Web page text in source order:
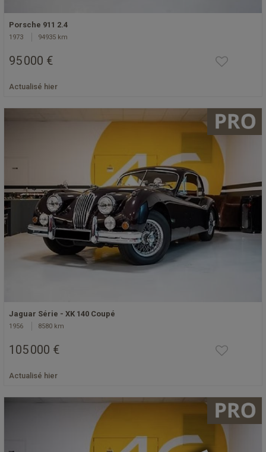
Porsche 911 2.4
1973 94935 km
95 000 €
Actualisé hier
Jaguar Série - XK 140 Coupé
1956 8580 km
105 000 €
Actualisé hier